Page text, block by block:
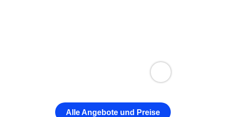
Alle Angebote und Preise